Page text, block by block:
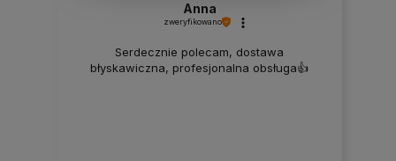
Anna
zweryfikowano
Serdecznie polecam, dostawa
błyskawiczna, profesjonalna obsługa👍️